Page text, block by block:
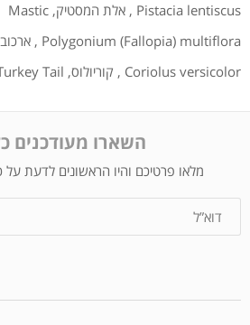
Pistacia lentiscus
, אלת המסטיק,
Mastic
Polygonium (Fallopia) multiflora
,
Coriolus versicolor
, קוריולוס,
Tail
השארו מעודכנים
מלאו פרטיכם והיו הראשונים לדעת